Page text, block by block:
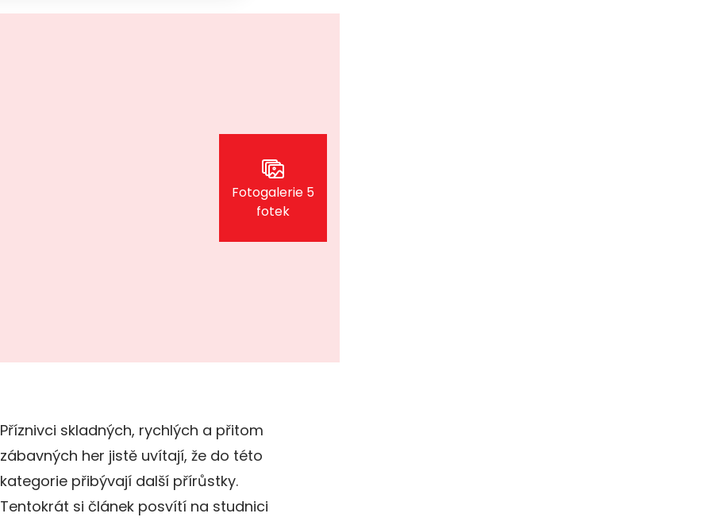
Fotogalerie 5
fotek
Příznivci skladných, rychlých a přitom
zábavných her jistě uvítají, že do této
kategorie přibývají další přírůstky.
Tentokrát si článek posvítí na studnici